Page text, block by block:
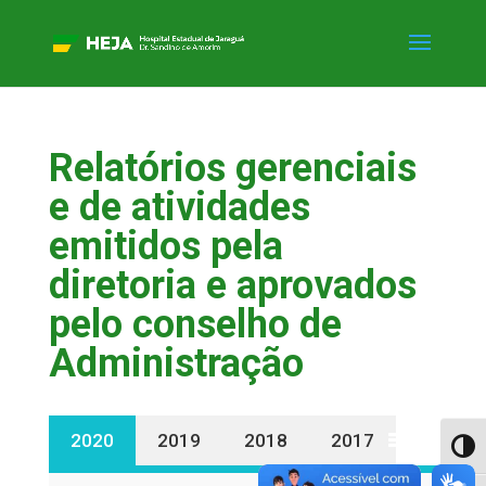
Relatórios gerenciais
e de atividades
emitidos pela
diretoria e aprovados
pelo conselho de
Administração
2020 2019 2018 2017